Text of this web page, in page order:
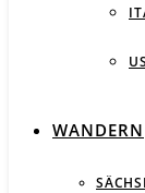
WANDERN